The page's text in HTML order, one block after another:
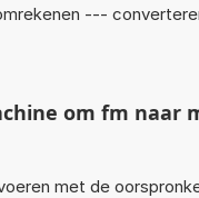
---
om fm naar
met de